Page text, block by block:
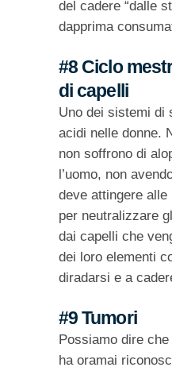
del cadere “dalle
dapprima
#8 Ciclo
di capelli
Uno dei sistemi di
acidi nelle donne.
non soffrono di
l’uomo, non
deve attingere
per neutralizzare
dai capelli che
dei loro elementi
diradarsi e a
#9 Tumori
Possiamo dire
ha oramai